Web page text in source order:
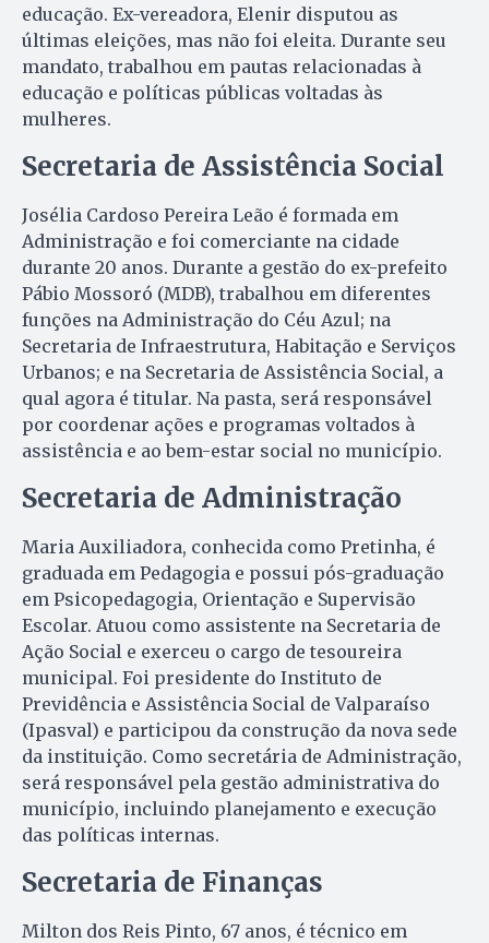
educação. Ex-vereadora, Elenir disputou as
últimas eleições, mas não foi eleita. Durante seu
mandato, trabalhou em pautas relacionadas à
educação e políticas públicas voltadas às
mulheres.
Secretaria de Assistência Social
Josélia Cardoso Pereira Leão é formada em
Administração e foi comerciante na cidade
durante 20 anos. Durante a gestão do ex-prefeito
Pábio Mossoró (MDB), trabalhou em diferentes
funções na Administração do Céu Azul; na
Secretaria de Infraestrutura, Habitação e Serviços
Urbanos; e na Secretaria de Assistência Social, a
qual agora é titular. Na pasta, será responsável
por coordenar ações e programas voltados à
assistência e ao bem-estar social no município.
Secretaria de Administração
Maria Auxiliadora, conhecida como Pretinha, é
graduada em Pedagogia e possui pós-graduação
em Psicopedagogia, Orientação e Supervisão
Escolar. Atuou como assistente na Secretaria de
Ação Social e exerceu o cargo de tesoureira
municipal. Foi presidente do Instituto de
Previdência e Assistência Social de Valparaíso
(Ipasval) e participou da construção da nova sede
da instituição. Como secretária de Administração,
será responsável pela gestão administrativa do
município, incluindo planejamento e execução
das políticas internas.
Secretaria de Finanças
Milton dos Reis Pinto, 67 anos, é técnico em